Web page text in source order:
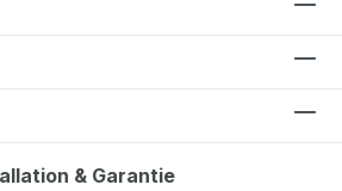
& Garantie